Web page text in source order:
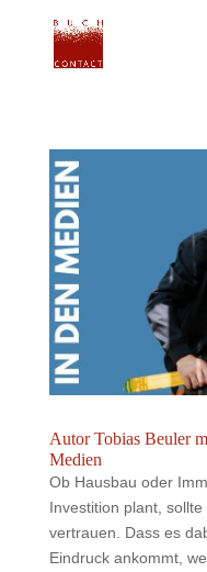
Autor Tobias Beuler
Medien
Ob Hausbau oder
Investition plant,
vertrauen. Dass es
Eindruck ankommt,